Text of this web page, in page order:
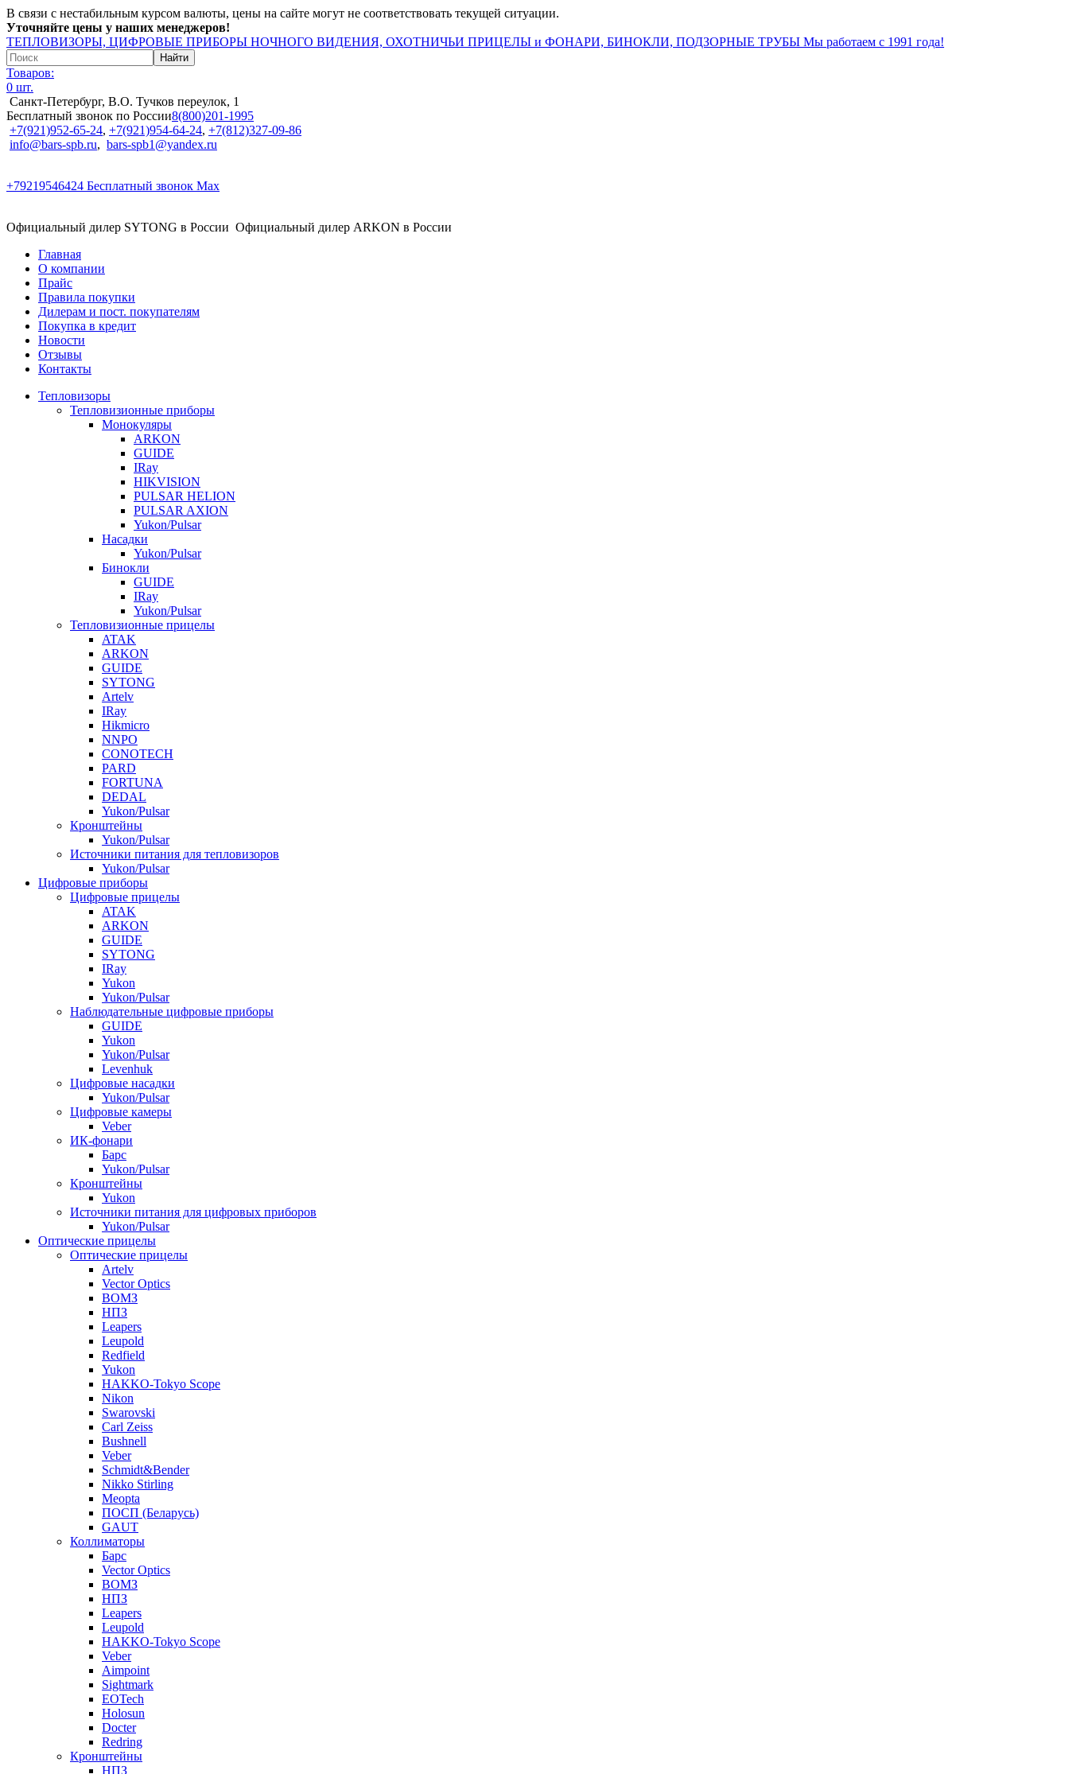
В связи с нестабильным курсом валюты, цены на сайте могут не соответствовать текущей ситуации.
Уточняйте цены у наших менеджеров!
ТЕПЛОВИЗОРЫ, ЦИФРОВЫЕ ПРИБОРЫ НОЧНОГО ВИДЕНИЯ, ОХОТНИЧЬИ ПРИЦЕЛЫ и ФОНАРИ, БИНОКЛИ, ПОДЗОРНЫЕ ТРУБЫ Мы работаем с 1991 года!
Товаров:
0 шт.
Санкт-Петербург, В.О. Тучков переулок, 1
Бесплатный звонок по России8(800)201-1995
+7(921)952-65-24, +7(921)954-64-24, +7(812)327-09-86
info@bars-spb.ru, bars-spb1@yandex.ru
+79219546424 Бесплатный звонок Max
Официальный дилер SYTONG в России Официальный дилер ARKON в России
Главная
О компании
Прайс
Правила покупки
Дилерам и пост. покупателям
Покупка в кредит
Новости
Отзывы
Контакты
Тепловизоры
Тепловизионные приборы
Монокуляры
ARKON
GUIDE
IRay
HIKVISION
PULSAR HELION
PULSAR AXION
Yukon/Pulsar
Насадки
Yukon/Pulsar
Бинокли
GUIDE
IRay
Yukon/Pulsar
Тепловизионные прицелы
ATAK
ARKON
GUIDE
SYTONG
Artelv
IRay
Hikmicro
NNPO
CONOTECH
PARD
FORTUNA
DEDAL
Yukon/Pulsar
Кронштейны
Yukon/Pulsar
Источники питания для тепловизоров
Yukon/Pulsar
Цифровые приборы
Цифровые прицелы
ATAK
ARKON
GUIDE
SYTONG
IRay
Yukon
Yukon/Pulsar
Наблюдательные цифровые приборы
GUIDE
Yukon
Yukon/Pulsar
Levenhuk
Цифровые насадки
Yukon/Pulsar
Цифровые камеры
Veber
ИК-фонари
Барс
Yukon/Pulsar
Кронштейны
Yukon
Источники питания для цифровых приборов
Yukon/Pulsar
Оптические прицелы
Оптические прицелы
Artelv
Vector Optics
ВОМЗ
НПЗ
Leapers
Leupold
Redfield
Yukon
HAKKO-Tokyo Scope
Nikon
Swarovski
Carl Zeiss
Bushnell
Veber
Schmidt&Bender
Nikko Stirling
Meopta
ПОСП (Беларусь)
GAUT
Коллиматоры
Барс
Vector Optics
ВОМЗ
НПЗ
Leapers
Leupold
HAKKO-Tokyo Scope
Veber
Aimpoint
Sightmark
EOTech
Holosun
Docter
Redring
Кронштейны
НПЗ